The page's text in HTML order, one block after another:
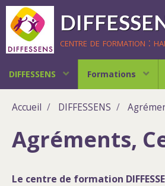
centre de formation :
DIFFESSENS Formations
Accueil DIFFESSENS
Agréments,
Le centre de formation